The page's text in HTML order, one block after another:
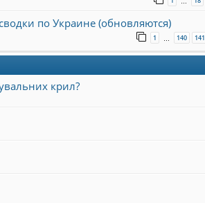
…
по Украине (обновляются)
1 … 140 141
крил?